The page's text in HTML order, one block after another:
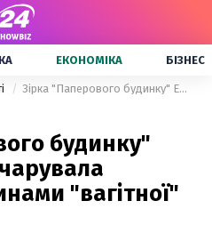
ЕКОНОМІКА БІЗНЕС
Зірка "Паперового будинку" Естер Асебо зачарувала ніжними світлинами "вагітної" фотосесії
будинку"
"вагітної"